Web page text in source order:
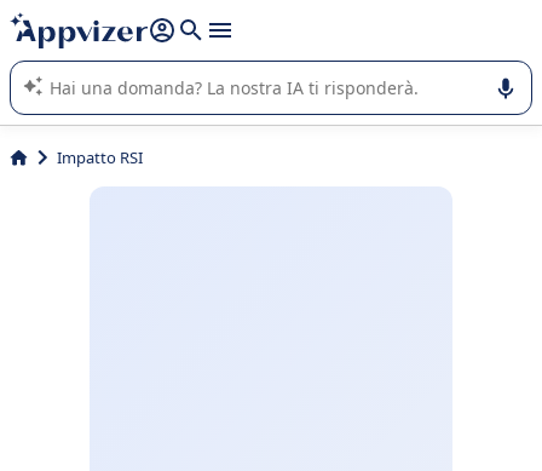
righe con
shift + enter
L'IA di Appvizer vi guida nell'utilizzo o nella scelta di un
software SaaS per la vostra azienda.
Impatto RSI